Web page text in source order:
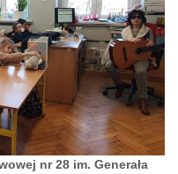
nr 28 im. Generała